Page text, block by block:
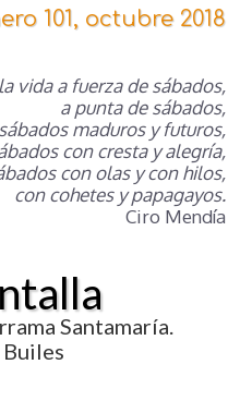
101, octubre 2018
vida a fuerza de sábados,
a punta de sábados,
maduros y futuros,
con cresta y alegría,
con olas y con hilos,
con cohetes y papagayos.
Ciro Mendía
Santamaría.